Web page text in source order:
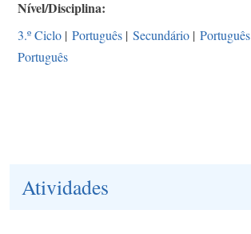
Nível/Disciplina
3.º Ciclo | Português | Secundário | Português
Português
Atividades